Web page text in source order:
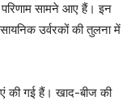
परिणाम सामने आए हैं। इन
उर्वरकों की तुलना में
की गई हैं। खाद-बीज की